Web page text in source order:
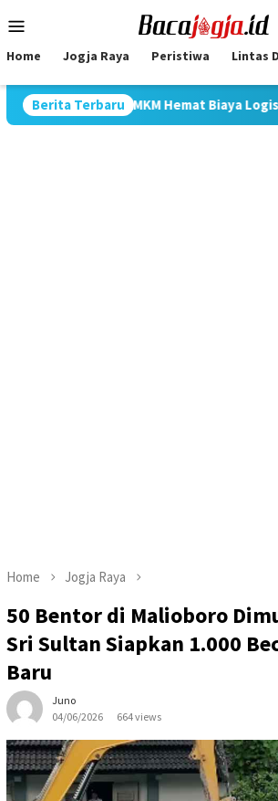
to
Menu
Home Jogja Raya Peristiwa Lintas
Berita Terbaru
UMKM Hemat Biaya Logistik, JNE
Home Jogja Raya
50 Bentor di Malioboro
Sri Sultan Siapkan 1.000
Baru
Juno
04/06/2026
664 views